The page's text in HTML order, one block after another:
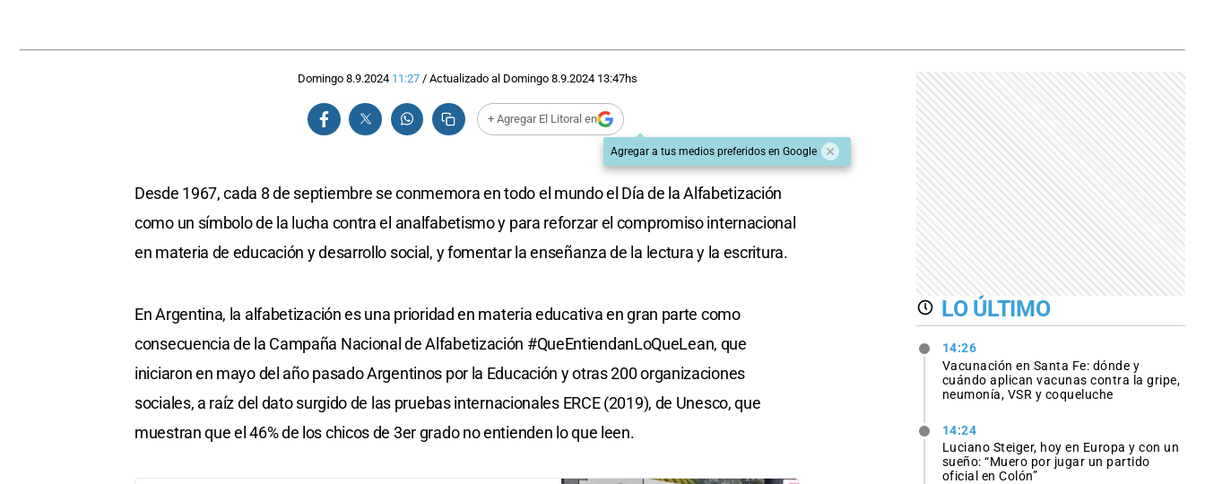
Domingo 8.9.2024 11:27/ Actualizado al Domingo 8.9.2024 13:47hs
+ Agregar El Litoral en
Agregar a tus medios preferidos en Google
Desde 1967, cada 8 de septiembre se conmemora en todo el mundo el Día de la Alfabetización
como un símbolo de la lucha contra el analfabetismo y para reforzar el compromiso internacional
en materia de educación y desarrollo social, y fomentar la enseñanza de la lectura y la escritura.
En Argentina, la alfabetización es una prioridad en materia educativa en gran parte como
consecuencia de la Campaña Nacional de Alfabetización #QueEntiendanLoQueLean, que
iniciaron en mayo del año pasado Argentinos por la Educación y otras 200 organizaciones
sociales, a raíz del dato surgido de las pruebas internacionales ERCE (2019), de Unesco, que
muestran que el 46% de los chicos de 3er grado no entienden lo que leen.
LO ÚLTIMO
14:26
Vacunación en Santa Fe: dónde y
cuándo aplican vacunas contra la gripe,
neumonía, VSR y coqueluche
14:24
Luciano Steiger, hoy en Europa y con un
sueño: “Muero por jugar un partido
oficial en Colón”